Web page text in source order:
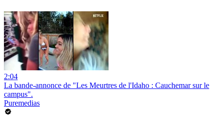
2:04
La bande-annonce de "Les Meurtres de l'Idaho : Cauchemar sur le
campus".
Puremedias